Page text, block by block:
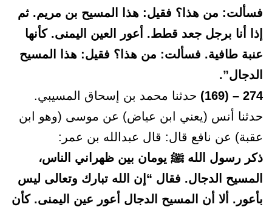
فسألت: من هذا؟ فقيل: هذا المسيح بن مريم. ثم
إذا أنا برجل جعد قطط. أعور العين اليمنى. كأنها
عنبة طافية. فسألت: من هذا؟ فقيل: هذا المسيح
الدجال”.
274 – (169)
حدثنا محمد بن إسحاق المسيبي.
حدثنا أنس (يعني ابن عياض) عن موسى (وهو ابن
عقبة) عن نافع قال: قال عبدالله بن عمر:
ذكر رسول الله ﷺ يومان بين ظهراني الناس،
المسيح الدجال. فقال “إن الله تبارك وتعالى ليس
بأعور. ألا أن المسيح الدجال أعور عين اليمنى. كأن